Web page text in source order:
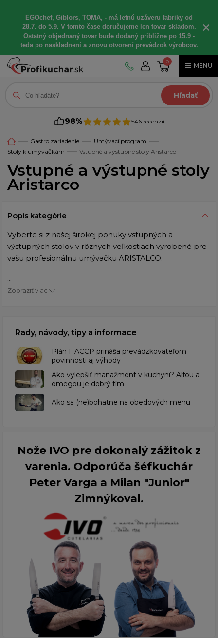
EGOchef, Giblors, TOMA, - má letnú uzáveru fabriky od
28.7. do 5.9. V tomto čase doručujeme len tovar skladom.
Ostatný objednaný tovar bude dodaný približne po 15.9 -
teda po naskladnení a znovu otvorení prevádzok výrobcov.
×
0
MENU
Hľadať
98% 546 recenzií
Gastro zariadenie
Umývací program
Stoly k umývačkám
Vstupné a výstupné stoly Aristarco
Vstupné a výstupné stoly
Aristarco
Popis kategórie
Vyberte si z našej širokej ponuky vstupných a
výstupných stolov v rôznych veľkostiach vyrobené pre
vašu profesionálnu umývačku ARISTALCO.
...
Zobraziť viac
Rady, návody, tipy a informace
​Plán HACCP prináša prevádzkovateľom
povinnosti aj výhody
Ako vylepšiť manažment v kuchyni? Alfou a
omegou je dobrý tím
​Ako sa (ne)bohatne na obedových menu
Nože IVO pre dokonalý zážitok z
varenia. Odporúča šéfkuchár
Peter Varga a Milan "Junior"
Zimnýkoval.